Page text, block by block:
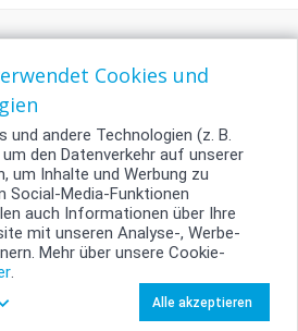
Cookies und
und andere Technologien (z. B.
den Datenverkehr auf unserer
um Inhalte und Werbung zu
Social-Media-Funktionen
auch Informationen über Ihre
mit unseren Analyse-, Werbe-
Mehr über unsere Cookie-
.
Alle akzeptieren
Impressum
AGB